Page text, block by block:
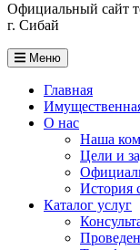
Официальный сайт
г. Сибай
Меню
Главная
О нас
Наша
Цели и
История
Каталог услуг